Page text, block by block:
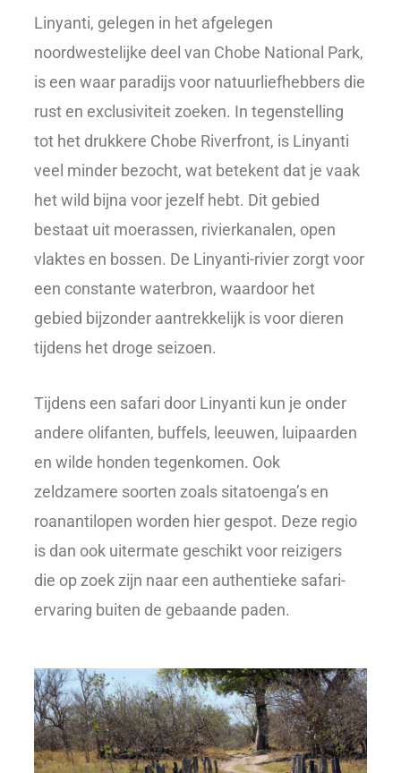
Linyanti, gelegen in het afgelegen
noordwestelijke deel van Chobe National Park,
is een waar paradijs voor natuurliefhebbers die
rust en exclusiviteit zoeken. In tegenstelling
tot het drukkere Chobe Riverfront, is Linyanti
veel minder bezocht, wat betekent dat je vaak
het wild bijna voor jezelf hebt. Dit gebied
bestaat uit moerassen, rivierkanalen, open
vlaktes en bossen. De Linyanti-rivier zorgt voor
een constante waterbron, waardoor het
gebied bijzonder aantrekkelijk is voor dieren
tijdens het droge seizoen.
Tijdens een safari door Linyanti kun je onder
andere olifanten, buffels, leeuwen, luipaarden
en wilde honden tegenkomen. Ook
zeldzamere soorten zoals sitatoenga’s en
roanantilopen worden hier gespot. Deze regio
is dan ook uitermate geschikt voor reizigers
die op zoek zijn naar een authentieke safari-
ervaring buiten de gebaande paden.